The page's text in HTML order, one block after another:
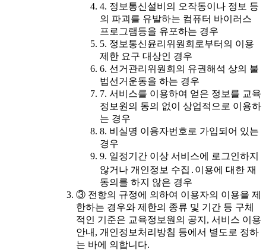
4. 정보통신설비의 오작동이나 정보 등
의 파괴를 유발하는 컴퓨터 바이러스
프로그램등을 유포하는 경우
5. 정보통신윤리위원회로부터의 이용
제한 요구 대상인 경우
6. 선거관리위원회의 유권해석 상의 불
법선거운동을 하는 경우
7. 서비스를 이용하여 얻은 정보를 교육
정보원의 동의 없이 상업적으로 이용하
는 경우
8. 비실명 이용자번호로 가입되어 있는
경우
9. 일정기간 이상 서비스에 로그인하지
않거나 개인정보 수집․이용에 대한 재
동의를 하지 않은 경우
③ 전항의 규정에 의하여 이용자의 이용을 제
한하는 경우와 제한의 종류 및 기간 등 구체
적인 기준은 교육정보원의 공지, 서비스 이용
안내, 개인정보처리방침 등에서 별도로 정하
는 바에 의합니다.